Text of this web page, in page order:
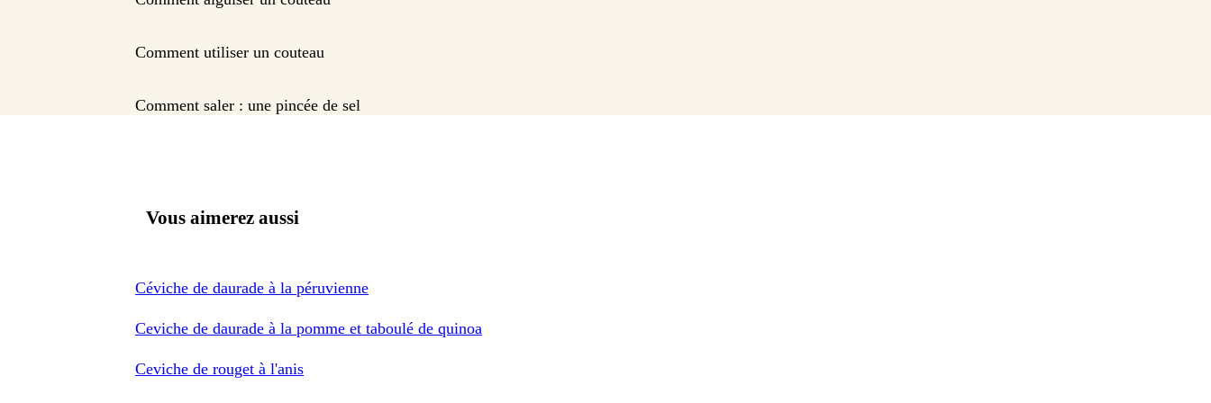
Comment utiliser un couteau
Comment saler : une pincée de sel
Vous aimerez aussi
Céviche de daurade à la péruvienne
Ceviche de daurade à la pomme et taboulé de quinoa
Ceviche de rouget à l'anis